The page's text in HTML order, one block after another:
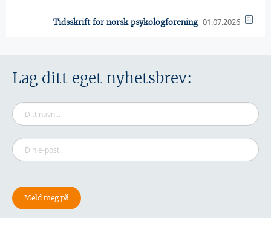
Tidsskrift for norsk psykologforening 01.07.2026
Lag ditt eget nyhetsbrev: